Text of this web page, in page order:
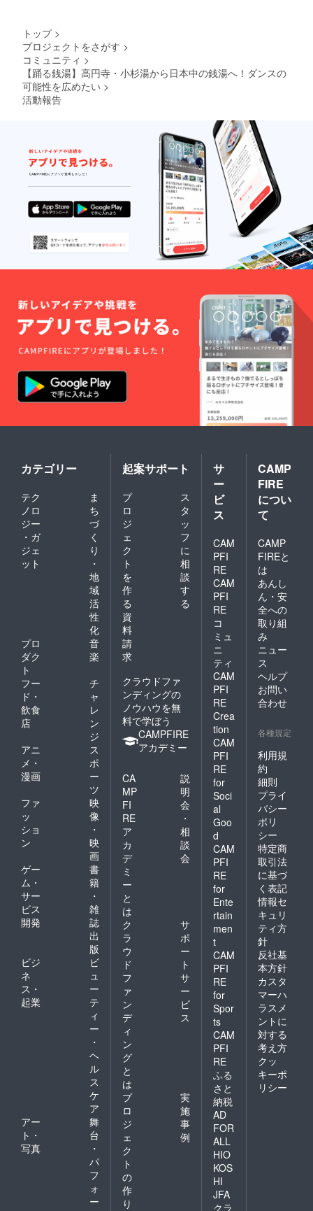
日も地
くして
いる。
ーーー
ーーー
ーー
uy____
ー
ーーー
ー 諸見
） 中学
高校時
代から
和太鼓
を始
め、和
太鼓
チー
ム“絆打
panda”
を結
成。 マ
スゲー
ムな和
疑問を
持ち、
個々の
色がみ
える演
奏を芯
に置き
活動
中。活
として
は、町
の祭り
式など
の催事
での演
奏な
ど。 そ
の他、
表現の
て表現
集団“山
sanka”
にも在
籍。 普
段はグ
フィッ
ク制作
を仕事
として
いる。
ーーー
ーーー
ーーー
トップ >
プロジェクトをさがす >
コミュニティ >
【踊る銭湯】高円寺・小杉湯から日本中の銭湯へ！ダンスの
可能性を広めたい >
活動報告
カテゴリー
テク
ノロ
ジー
・ガ
ジェ
ット
ま
ち
づ
く
り
・
地
域
活
性
化
プロ
ダク
ト
音
楽
フー
ド・
飲食
店
チ
ャ
レ
ン
ジ
アニ
メ・
漫画
ス
ポ
ー
ツ
ファ
ッ
ショ
ン
映
像
・
映
画
ゲー
ム・
サー
ビス
開発
書
籍
・
雑
誌
出
版
ビジ
ネ
ス・
起業
ビ
ュ
ー
テ
ィ
ー
・
ヘ
ル
ス
ケ
ア
アー
ト・
写真
舞
台
・
パ
フ
ォ
ー
起案サポート
プ
ロ
ジ
ェ
ク
ト
を
作
る
ス
タ
ッ
フ
に
相
談
す
る
資
料
請
求
クラウドファ
ンディングの
ノウハウを無
料で学ぼう
CAMPFIRE
アカデミー
CA
MP
FI
RE
ア
カ
デ
ミ
ー
と
は
説
明
会
・
相
談
会
ク
ラ
ウ
ド
フ
ァ
ン
デ
ィ
ン
グ
と
は
サ
ポ
ー
ト
サ
ー
ビ
ス
プ
ロ
ジ
ェ
ク
ト
の
作
り
実
施
事
例
サ
ー
ビ
ス
CAM
PFI
RE
CAM
PFI
RE
コ
ミュ
ニ
ティ
CAM
PFI
RE
Crea
tion
CAM
PFI
RE
for
Soci
al
Goo
d
CAM
PFI
RE
for
Ente
rtain
men
t
CAM
PFI
RE
for
Spor
ts
CAM
PFI
RE
ふる
さと
納税
AD
FOR
ALL
HIO
KOS
HI
JFA
クラ
CAMP
FIRE
につい
て
CAMP
FIREと
は
あんし
ん・安
全への
取り組
み
ニュー
ス
ヘルプ
お問い
合わせ
各種規定
利用規
約
細則
プライ
バシー
ポリ
シー
特定商
取引法
に基づ
く表記
情報セ
キュリ
ティ方
針
反社基
本方針
カスタ
マーハ
ラスメ
ントに
対する
考え方
クッ
キーポ
リシー